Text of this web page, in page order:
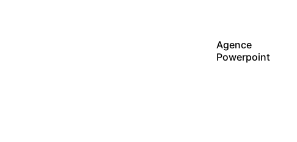
Agence
Powerpoint